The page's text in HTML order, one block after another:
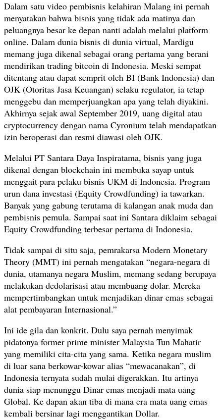
Dalam satu video pembisnis kelahiran Malang ini pernah
menyatakan bahwa bisnis yang tidak ada matinya dan
peluangnya besar ke depan nanti adalah melalui platform
online. Dalam dunia bisnis di dunia virtual, Mardigu
memang juga dikenal sebagai orang pertama yang berani
mendirikan trading bitcoin di Indonesia. Meski sempat
ditentang atau dapat semprit oleh BI (Bank Indonesia) dan
OJK (Otoritas Jasa Keuangan) selaku regulator, ia tetap
menggebu dan memperjuangkan apa yang telah diyakini.
Akhirnya sejak awal September 2019, uang digital atau
cryptocurrency dengan nama Cyronium telah mendapatkan
izin beroperasi dan resmi diawasi oleh OJK.
Melalui PT Santara Daya Inspiratama, bisnis yang juga
dikenal dengan blockchain ini membuka sayap untuk
menggait para pelaku bisnis UKM di Indonesia. Program
urun dana investasi (Equity Crowdfunding) ia tawarkan.
Banyak yang gabung terutama di kalangan anak muda dan
pembisnis pemula. Sampai saat ini Santara diklaim sebagai
Equity Crowdfunding terbesar pertama di Indonesia.
Tidak sampai di situ saja, pemrakarsa Modern Monetary
Theory (MMT) ini pernah mengatakan “negara-negara di
dunia, utamanya negara Muslim, memang sedang berupaya
melakukan dedolarisasi atau membuang dolar. Mereka
mempertimbangkan untuk menjadikan dinar emas sebagai
alat pembayaran Internasional.”
Ini ide gila dan konkrit. Dulu saya pernah menyimak
pidatonya former prime minister Malaysia Tun Mahatir
yang memiliki cita-cita yang sama. Ketika negara muslim
di luar sana berkowar-kowar alias “mewacanakan”, di
Indonesia ternyata sudah mulai digerakkan. Itu artinya
dunia siap menunggu Dinar emas menjadi mata uang
Global. Ke dapan akan tiba di mana era mata uang emas
kembali bersinar lagi menggantikan Dollar.